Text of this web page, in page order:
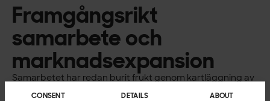
CONSENT DETAILS ABOUT
Framgångsrikt
samarbete och
marknadsexpansion
Samarbetet har redan burit frukt genom kartläggning av
marknaden och gemensamma kunddialoger. Särskilt